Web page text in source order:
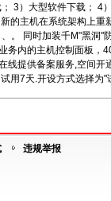
3）大型软件下载； 4
的主机在系统架构上重
、。 同时加装千M"黑洞"
务内的主机控制面板，
线提供备案服务,空间开
用7天.开设方式选择为"
违规举报